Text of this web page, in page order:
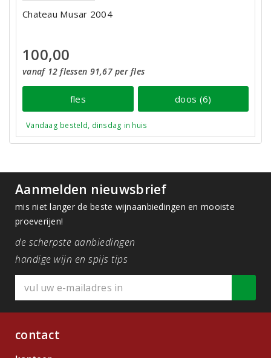
Chateau Musar 2004
100,00
vanaf 12 flessen 91,67 per fles
fles doos (6)
Vandaag besteld, dinsdag in huis
Aanmelden nieuwsbrief
mis niet langer de beste wijnaanbiedingen en mooiste
proeverijen!
de scherpste aanbiedingen
handige wijn en spijs tips
contact